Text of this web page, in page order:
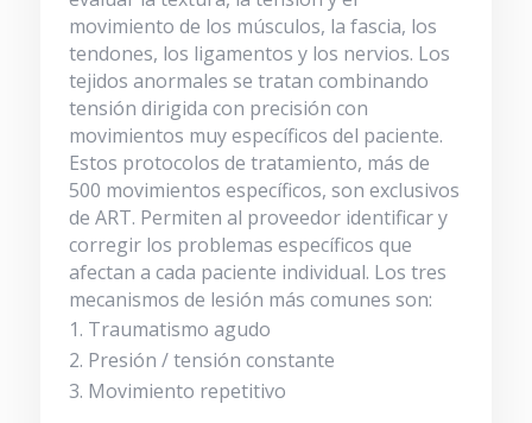
movimiento de los músculos, la fascia, los
tendones, los ligamentos y los nervios. Los
tejidos anormales se tratan combinando
tensión dirigida con precisión con
movimientos muy específicos del paciente.
Estos protocolos de tratamiento, más de
500 movimientos específicos, son exclusivos
de ART. Permiten al proveedor identificar y
corregir los problemas específicos que
afectan a cada paciente individual. Los tres
mecanismos de lesión más comunes son:
Traumatismo agudo
Presión / tensión constante
Movimiento repetitivo